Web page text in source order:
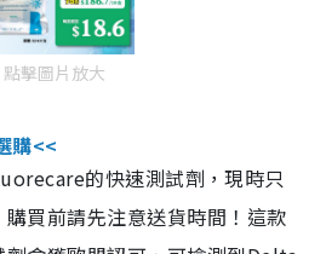
點擊圖片放大
購<<
的快速測試劑，現時只
買前請先注意送貨時間！這款